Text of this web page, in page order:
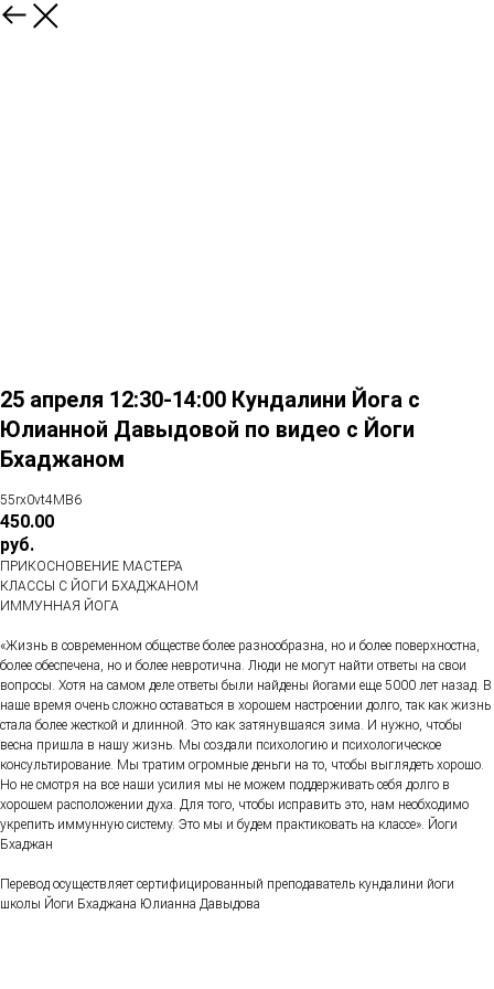
25 апреля 12:30-14:00 Кундалини Йога с
Юлианной Давыдовой по видео с Йоги
Бхаджаном
55rx0vt4MB6
450.00
руб.
ПРИКОСНОВЕНИЕ МАСТЕРА
КЛАССЫ С ЙОГИ БХАДЖАНОМ
ИММУННАЯ ЙОГА
«Жизнь в современном обществе более разнообразна, но и более поверхностна,
более обеспечена, но и более невротична. Люди не могут найти ответы на свои
вопросы. Хотя на самом деле ответы были найдены йогами еще 5000 лет назад. В
наше время очень сложно оставаться в хорошем настроении долго, так как жизнь
стала более жесткой и длинной. Это как затянувшаяся зима. И нужно, чтобы
весна пришла в нашу жизнь. Мы создали психологию и психологическое
консультирование. Мы тратим огромные деньги на то, чтобы выглядеть хорошо.
Но не смотря на все наши усилия мы не можем поддерживать себя долго в
хорошем расположении духа. Для того, чтобы исправить это, нам необходимо
укрепить иммунную систему. Это мы и будем практиковать на классе». Йоги
Бхаджан
Перевод осуществляет сертифицированный преподаватель кундалини йоги
школы Йоги Бхаджана Юлианна Давыдова